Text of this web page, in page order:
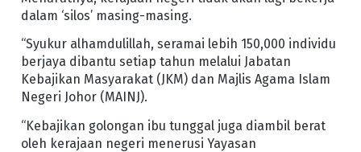
dalam ‘silos’ masing-masing.
“Syukur alhamdulillah, seramai lebih 150,000 individu
berjaya dibantu setiap tahun melalui Jabatan
Kebajikan Masyarakat (JKM) dan Majlis Agama Islam
Negeri Johor (MAINJ).
“Kebajikan golongan ibu tunggal juga diambil berat
oleh kerajaan negeri menerusi Yayasan